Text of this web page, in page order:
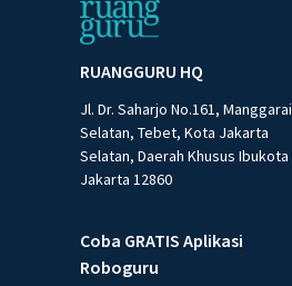
RUANGGURU HQ
Jl. Dr. Saharjo No.161, Manggarai
Selatan, Tebet, Kota Jakarta
Selatan, Daerah Khusus Ibukota
Jakarta 12860
Coba GRATIS Aplikasi
Roboguru